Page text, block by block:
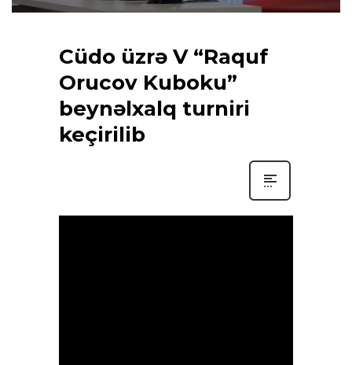
Cüdo üzrə V “Raquf
Orucov Kuboku”
beynəlxalq turniri
keçirilib